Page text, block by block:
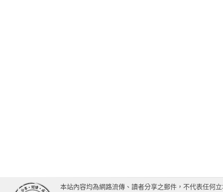
本站內容均為網路流傳、讀者分享之郵件，不代表任何